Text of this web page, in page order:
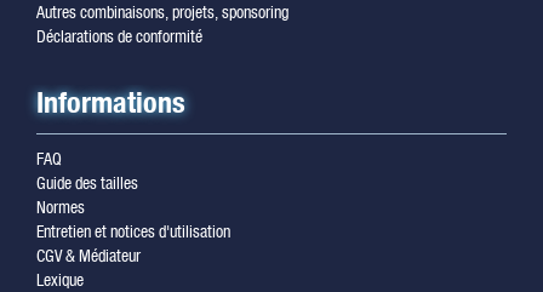
Autres combinaisons, projets, sponsoring
Déclarations de conformité
Informations
FAQ
Guide des tailles
Normes
Entretien et notices d'utilisation
CGV & Médiateur
Lexique